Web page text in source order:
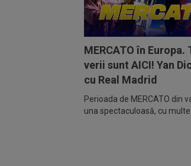
MERCATO în
verii sunt AICI! Yan
cu Real Madrid
Perioada de MERCATO din
una spectaculoasă, cu multe